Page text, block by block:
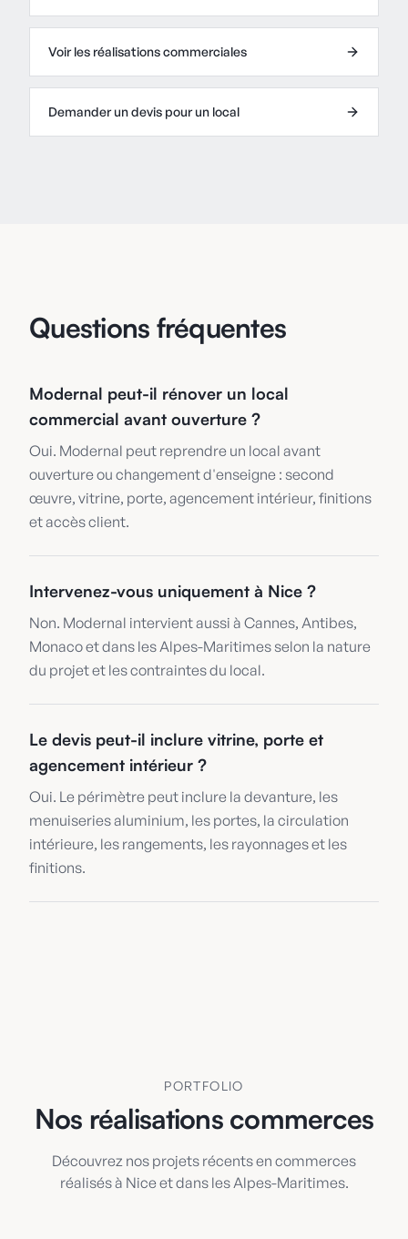
Voir les réalisations commerciales
Demander un devis pour un local
Questions fréquentes
Modernal peut-il rénover un local
commercial avant ouverture ?
Oui. Modernal peut reprendre un local avant
ouverture ou changement d'enseigne : second
œuvre, vitrine, porte, agencement intérieur, finitions
et accès client.
Intervenez-vous uniquement à Nice ?
Non. Modernal intervient aussi à Cannes, Antibes,
Monaco et dans les Alpes-Maritimes selon la nature
du projet et les contraintes du local.
Le devis peut-il inclure vitrine, porte et
agencement intérieur ?
Oui. Le périmètre peut inclure la devanture, les
menuiseries aluminium, les portes, la circulation
intérieure, les rangements, les rayonnages et les
finitions.
PORTFOLIO
Nos réalisations commerces
Découvrez nos projets récents en commerces
réalisés à Nice et dans les Alpes-Maritimes.